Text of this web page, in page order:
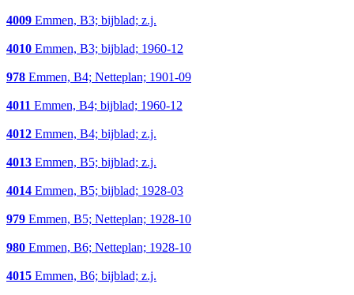
4009 Emmen, B3; bijblad; z.j.
4010 Emmen, B3; bijblad; 1960-12
978 Emmen, B4; Netteplan; 1901-09
4011 Emmen, B4; bijblad; 1960-12
4012 Emmen, B4; bijblad; z.j.
4013 Emmen, B5; bijblad; z.j.
4014 Emmen, B5; bijblad; 1928-03
979 Emmen, B5; Netteplan; 1928-10
980 Emmen, B6; Netteplan; 1928-10
4015 Emmen, B6; bijblad; z.j.